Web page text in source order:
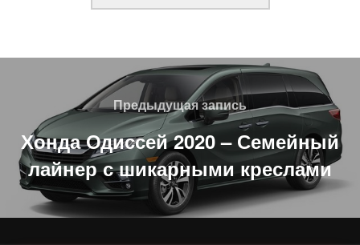
Навигация
записям
Предыдущая
запись
Предыдущая запись
Хонда Одиссей 2020 – Семейный
лайнер с шикарными креслами